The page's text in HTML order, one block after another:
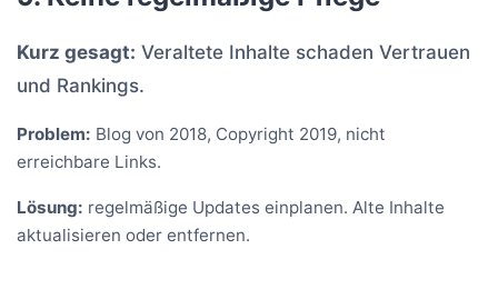
Kurz gesagt: Veraltete Inhalte schaden Vertrauen
und Rankings.
Problem: Blog von 2018, Copyright 2019, nicht
erreichbare Links.
Lösung: regelmäßige Updates einplanen. Alte Inhalte
aktualisieren oder entfernen.